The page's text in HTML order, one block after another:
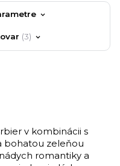
3
v kombinácii s
bohatou zeleňou
romantiky a